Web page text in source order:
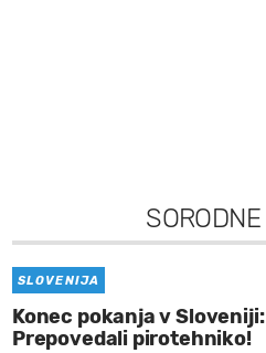
SORODNE
SLOVENIJA
Konec pokanja v Sloveniji:
Prepovedali pirotehniko!